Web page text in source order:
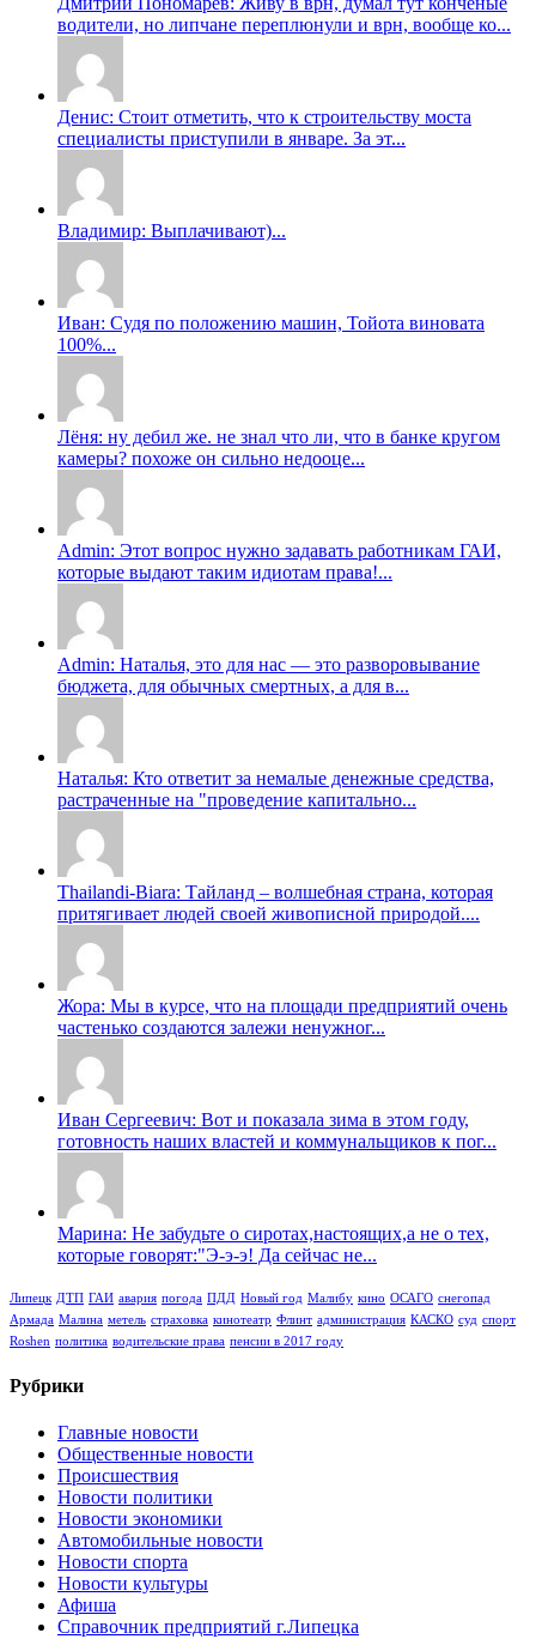
водители, но липчане переплюнули и врн, вообще ко...
Денис: Стоит отметить, что к строительству моста
специалисты приступили в январе. За эт...
Владимир: Выплачивают)...
Иван: Судя по положению машин, Тойота виновата
100%...
Лёня: ну дебил же. не знал что ли, что в банке кругом
камеры? похоже он сильно недооце...
Admin: Этот вопрос нужно задавать работникам ГАИ,
которые выдают таким идиотам права!...
Admin: Наталья, это для нас — это разворовывание
бюджета, для обычных смертных, а для в...
Наталья: Кто ответит за немалые денежные средства,
растраченные на "проведение капитально...
Thailandi-Biara: Тайланд – волшебная страна, которая
притягивает людей своей живописной природой....
Жора: Мы в курсе, что на площади предприятий очень
частенько создаются залежи ненужног...
Иван Сергеевич: Вот и показала зима в этом году,
готовность наших властей и коммунальщиков к пог...
Марина: Не забудьте о сиротах,настоящих,а не о тех,
которые говорят:"Э-э-э! Да сейчас не...
Липецк ДТП ГАИ авария погода ПДД Новый год Малибу кино ОСАГО снегопад
Армада Малина метель страховка кинотеатр Флинт администрация КАСКО суд спорт
Roshen политика водительские права пенсии в 2017 году
Рубрики
Главные новости
Общественные новости
Происшествия
Новости политики
Новости экономики
Автомобильные новости
Новости спорта
Новости культуры
Афиша
Справочник предприятий г.Липецка